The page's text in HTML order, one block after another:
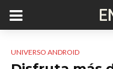
UNIVERSO ANDROID